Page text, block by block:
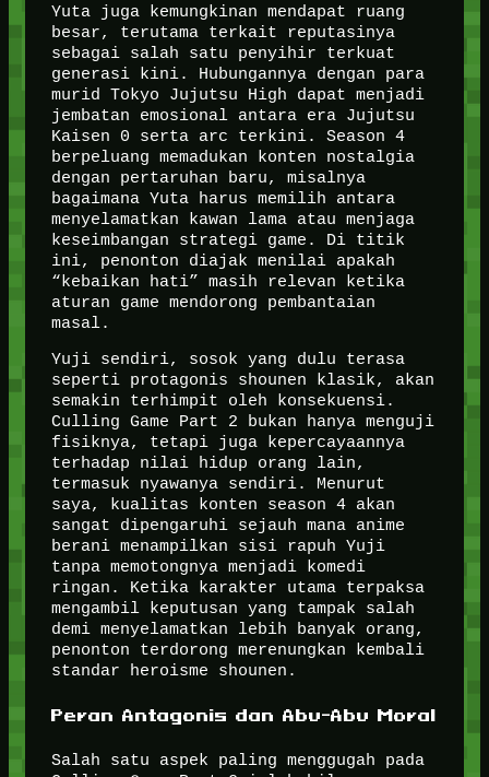
Yuta juga kemungkinan mendapat ruang
besar, terutama terkait reputasinya
sebagai salah satu penyihir terkuat
generasi kini. Hubungannya dengan para
murid Tokyo Jujutsu High dapat menjadi
jembatan emosional antara era Jujutsu
Kaisen 0 serta arc terkini. Season 4
berpeluang memadukan konten nostalgia
dengan pertaruhan baru, misalnya
bagaimana Yuta harus memilih antara
menyelamatkan kawan lama atau menjaga
keseimbangan strategi game. Di titik
ini, penonton diajak menilai apakah
“kebaikan hati” masih relevan ketika
aturan game mendorong pembantaian
masal.
Yuji sendiri, sosok yang dulu terasa
seperti protagonis shounen klasik, akan
semakin terhimpit oleh konsekuensi.
Culling Game Part 2 bukan hanya menguji
fisiknya, tetapi juga kepercayaannya
terhadap nilai hidup orang lain,
termasuk nyawanya sendiri. Menurut
saya, kualitas konten season 4 akan
sangat dipengaruhi sejauh mana anime
berani menampilkan sisi rapuh Yuji
tanpa memotongnya menjadi komedi
ringan. Ketika karakter utama terpaksa
mengambil keputusan yang tampak salah
demi menyelamatkan lebih banyak orang,
penonton terdorong merenungkan kembali
standar heroisme shounen.
Peran Antagonis dan Abu-Abu Moral
Salah satu aspek paling menggugah pada